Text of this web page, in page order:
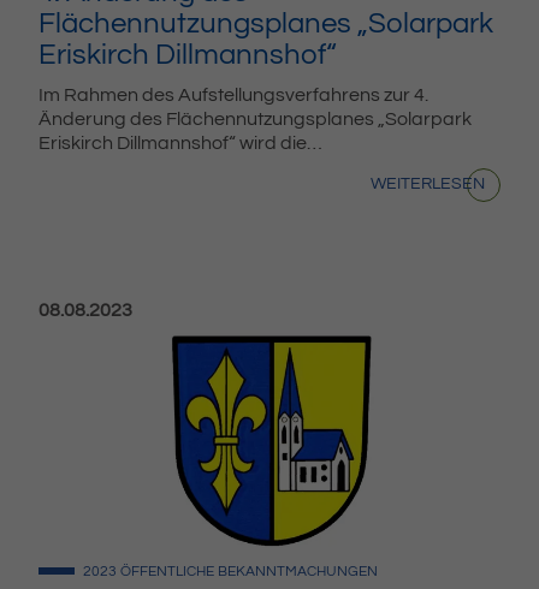
Flächennutzungsplanes „Solarpark
Eriskirch Dillmannshof“
Im Rahmen des Aufstellungsverfahrens zur 4.
Änderung des Flächennutzungsplanes „Solarpark
Eriskirch Dillmannshof“ wird die…
WEITERLESEN
Veröffentlicht am:
08.08.2023
2023 ÖFFENTLICHE BEKANNTMACHUNGEN